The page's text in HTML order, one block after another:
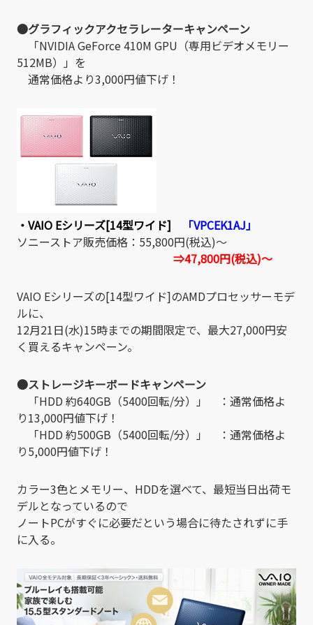
●グラフィックアクセラレーターキャンペーン
「NVIDIA GeForce 410M GPU（専用ビデオメモリー
512MB）」を
通常価格より3,000円値下げ！
・VAIO Eシリーズ[14型ワイド] 「VPCEK1AJ」
ソニーストア販売価格：55,800円(税込)～
⇒47,800円(税込)～
VAIO Eシリーズの[14型ワイド]のAMDプロセッサーモデ
ルに、
12月21日(水)15時までの期間限定で、最大27,000円安
く買えるキャンペーン。
●ストレージキーボードキャンペーン
「HDD 約640GB（5400回転/分）」 ：通常価格よ
り13,000円値下げ！
「HDD 約500GB（5400回転/分）」 ：通常価格よ
り5,000円値下げ！
カラー3色とメモリー、HDDを選べて、最短当日出荷モ
デルとなっているので
ノートPCがすぐに必要だという場合に待たされずに手
に入る。